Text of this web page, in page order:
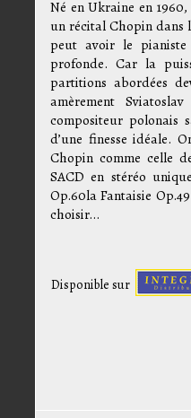
Né en Ukraine en
un récital Chopin dans
peut avoir le
profonde. Car la
partitions abordées
amèrement
compositeur polonais
d’une finesse idéale.
Chopin comme celle
SACD en stéréo
Op.60la Fantaisie
choisir…
Disponible sur